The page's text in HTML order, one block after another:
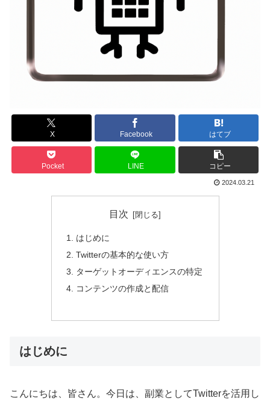
X Facebook はてブ
Pocket LINE コピー
2024.03.21
目次
はじめに
Twitterの基本的な使い方
ターゲットオーディエンスの特定
コンテンツの作成と配信
はじめに
こんにちは、皆さん。今日は、副業としてTwitterを活用し